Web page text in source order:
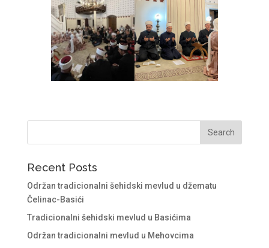
Recent Posts
Održan tradicionalni šehidski mevlud u džematu
Čelinac-Basići
Tradicionalni šehidski mevlud u Basićima
Održan tradicionalni mevlud u Mehovcima